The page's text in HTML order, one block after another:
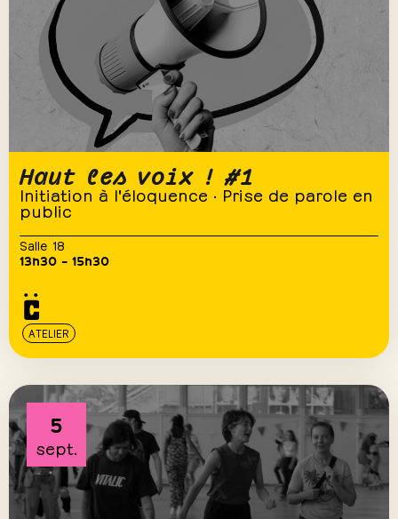
Haut les voix ! #1
Initiation à l'éloquence · Prise de parole en
public
Salle 18
13h30 – 15h30
ATELIER
5
sept.